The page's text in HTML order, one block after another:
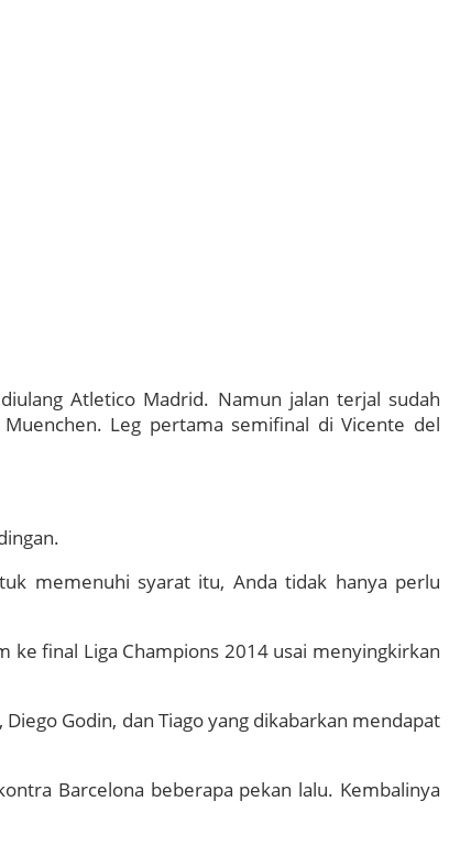
Atletico Madrid. Namun jalan terjal sudah
Leg pertama semifinal di Vicente del
memenuhi syarat itu, Anda tidak hanya perlu
final Liga Champions 2014 usai menyingkirkan
Godin, dan Tiago yang dikabarkan mendapat
Barcelona beberapa pekan lalu. Kembalinya